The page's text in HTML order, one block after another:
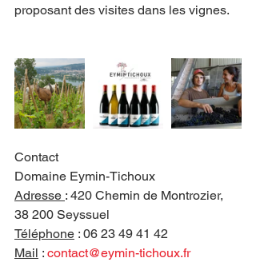
proposant des visites dans les vignes.
Contact
Domaine Eymin-Tichoux
Adresse : 420 Chemin de Montrozier,
38 200 Seyssuel
Téléphone : 06 23 49 41 42
Mail : contact@eymin-tichoux.fr